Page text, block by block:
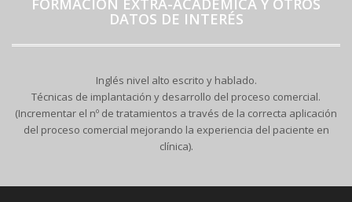
DATOS DE INTERÉS
Inglés nivel alto escrito y hablado.
Técnicas de implantación y desarrollo del proceso comercial.
(Incrementar el nº de tratamientos a través de la correcta aplicación
del proceso comercial mejorando la experiencia del paciente en
clínica).